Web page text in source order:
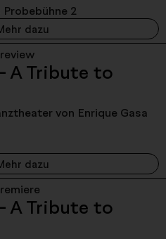
Probebühne 2
dazu (L0vE)StoRy -
A Tribute to
von Enrique Gasa
dazu Viva La Vida – A
A Tribute to